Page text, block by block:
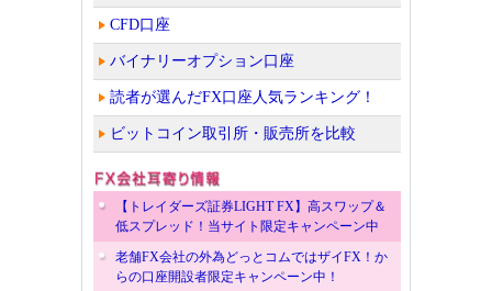
CFD口座
バイナリーオプション口座
読者が選んだFX口座人気ランキング！
ビットコイン取引所・販売所を比較
【トレイダーズ証券LIGHT FX】高スワップ＆
低スプレッド！当サイト限定キャンペーン中
老舗FX会社の外為どっとコムではザイFX！か
らの口座開設者限定キャンペーン中！